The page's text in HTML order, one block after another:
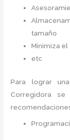
tamaño
Minimiza el
etc
Para lograr
Corregidora
se